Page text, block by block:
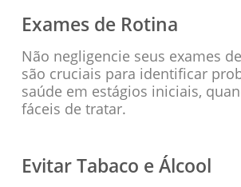
Exames de Rotina
Não negligencie seus exames
são cruciais para identificar
saúde em estágios iniciais,
fáceis de tratar.
Evitar Tabaco e Álcool